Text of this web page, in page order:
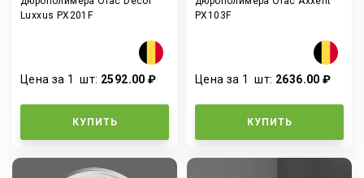
Luxxus PX201F
Цена за 1шт: 2592.00 ₽
КУПИТЬ
PX103F
Цена за 1шт: 2636.00 ₽
КУПИТЬ